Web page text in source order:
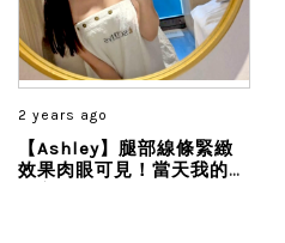
2 years ago
【Ashley】腿部線條緊緻
效果肉眼可見！當天我的大